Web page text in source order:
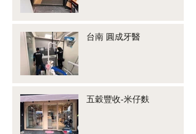
台南 圓成牙醫
五穀豐收-米仔麩